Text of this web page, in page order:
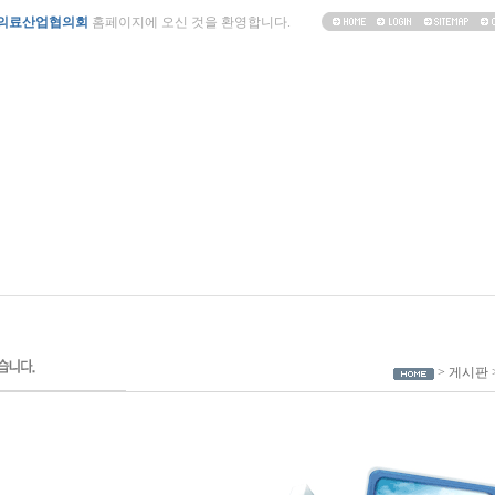
료산업협의회 홈페이지에 오신 것을 환영합니다.
> 게시판